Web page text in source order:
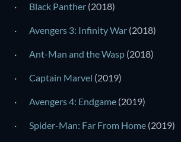
· Black Panther (2018)
· Avengers 3: Infinity War (2018)
· Ant-Man and the Wasp (2018)
· Captain Marvel (2019)
· Avengers 4: Endgame (2019)
· Spider-Man: Far From Home (2019)